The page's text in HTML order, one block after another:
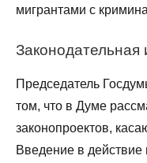
мигрантами с
Председатель
том, что в Думе
законопроектов,
Введение в